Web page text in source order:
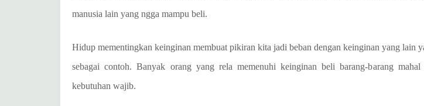
manusia lain yang ngga mampu beli.
Hidup mementingkan keinginan membuat pikiran kita jadi beban dengan keinginan yang lain
sebagai contoh. Banyak orang yang rela memenuhi keinginan beli barang-barang mahal
kebutuhan wajib.